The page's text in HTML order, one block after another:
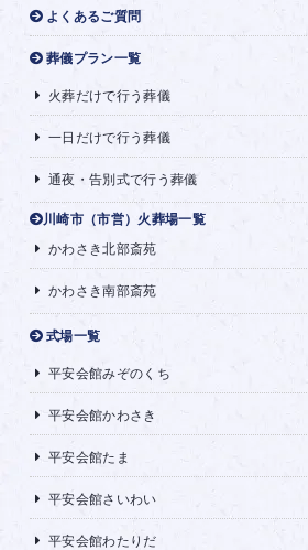
よくあるご質問
葬儀プラン一覧
火葬だけで行う葬儀
一日だけで行う葬儀
通夜・告別式で行う葬儀
川崎市（市営）火葬場一覧
かわさき北部斎苑
かわさき南部斎苑
式場一覧
平安会館みぞのくち
平安会館かわさき
平安会館たま
平安会館さいわい
平安会館わたりだ